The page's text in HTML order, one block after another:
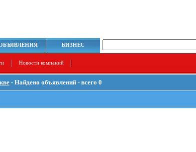
БИЗНЕС
Новости компаний
- Найдено объявлений - всего 0